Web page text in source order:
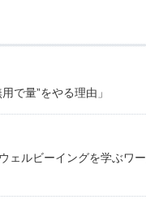
で量”をやる理由」
ェルビーイングを学ぶワ